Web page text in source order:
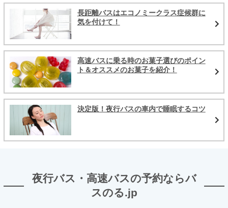
長距離バスはエコノミークラス症候群に
気を付けて！
高速バスに乗る時のお菓子選びのポイン
ト＆オススメのお菓子を紹介！
決定版！夜行バスの車内で睡眠するコツ
夜行バス・高速バスの予約ならバ
スのる.jp